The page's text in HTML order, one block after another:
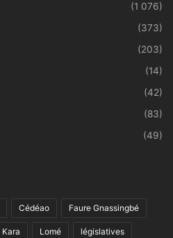
(1 076)
(373)
(203)
(14)
(42)
(83)
(49)
Cédéao Faure Gnassingbé
Kara Lomé législatives